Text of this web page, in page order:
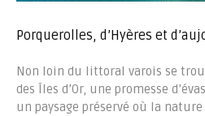
Porquerolles, d’Hyères et
Non loin du littoral varois se
des Îles d’Or, une promesse
un paysage préservé où la